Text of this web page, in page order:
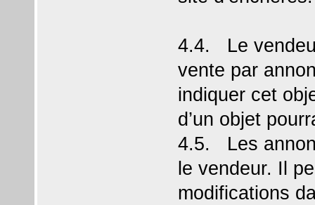
4.4. Le
vente par
indiquer cet
d’un objet
4.5. Les
le vendeur. Il
modifications